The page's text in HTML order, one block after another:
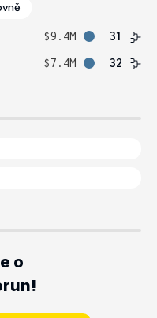
$9.4M
31
$7.4M 32
o